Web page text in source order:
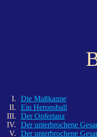
I.
Die Maßkanne
II.
Ein Heronsball
III.
Der Opfertanz
IV.
Der unterbrochene
V.
Der unterbrochene